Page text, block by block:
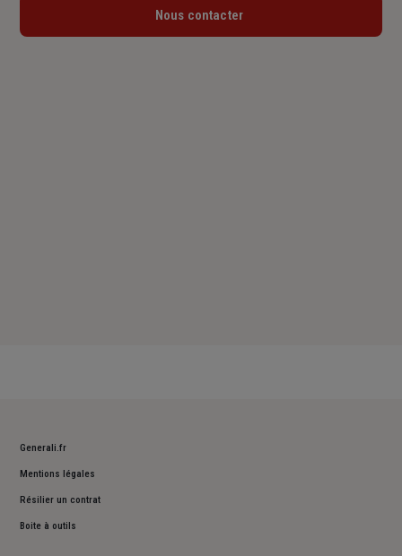
Lundi : 09h30 – 12h30 / 13h30 – 17h
Nous contacter
Generali.fr
Mentions légales
Résilier un contrat
Boite à outils